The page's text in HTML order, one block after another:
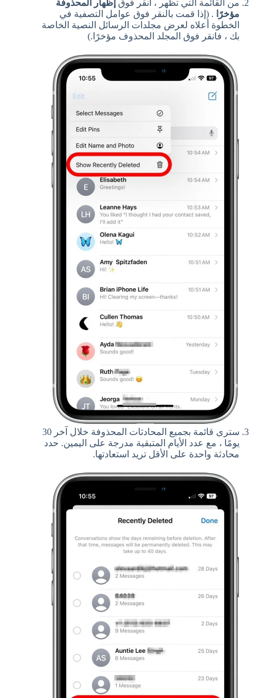
من القائمة التي تظهر ، انقر فوق إظهار المحذوفة
مؤخرًا
. (إذا قمت بالنقر فوق عوامل التصفية في
الخطوة أعلاه لعرض مجلدات الرسائل النصية الخاصة
بك ، فانقر فوق المجلد المحذوف مؤخرًا.)
سترى قائمة بجميع المحادثات المحذوفة خلال آخر 30
يومًا ، مع عدد الأيام المتبقية مدرجة على اليمين. حدد
محادثة واحدة على الأقل تريد استعادتها.